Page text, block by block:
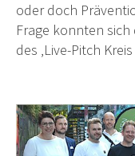
oder doch
Frage konnten
des ‚Live-Pitch